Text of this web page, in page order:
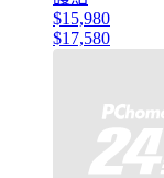
$15,980
$17,580